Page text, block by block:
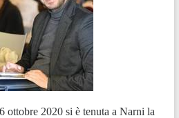
ottobre 2020 si è tenuta a Narni la